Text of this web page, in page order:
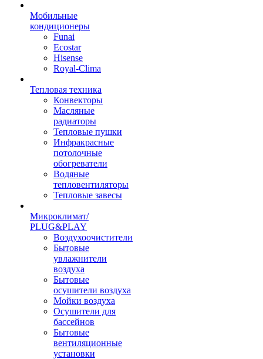
Мобильные
кондиционеры
Funai
Ecostar
Hisense
Royal-Clima
Тепловая техника
Конвекторы
Масляные
радиаторы
Тепловые пушки
Инфракрасные
потолочные
обогреватели
Водяные
тепловентиляторы
Тепловые завесы
Микроклимат/
PLUG&PLAY
Воздухоочистители
Бытовые
увлажнители
воздуха
Бытовые
осушители воздуха
Мойки воздуха
Осушители для
бассейнов
Бытовые
вентиляционные
установки